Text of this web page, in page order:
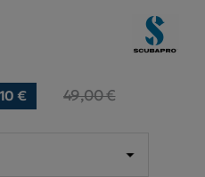
€ 49,00 €